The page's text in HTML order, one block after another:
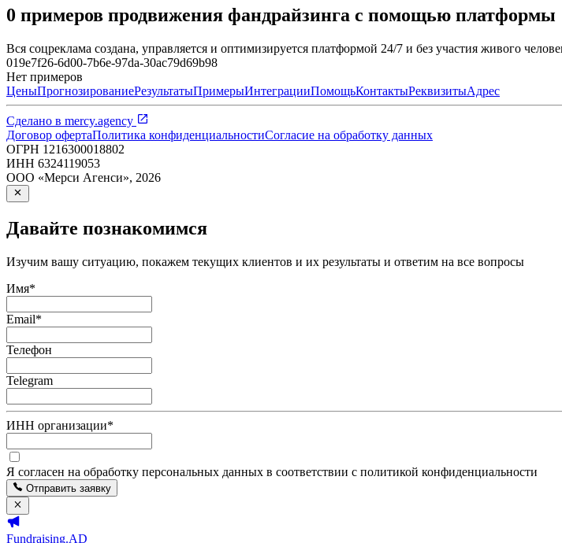
0 примеров продвижения фандрайзинга с помощью платформы
Вся соцреклама создана, управляется и оптимизируется платформой 24/7 и без участия живого
019e7f26-6d00-7b6e-97da-30ac79d69b98
Нет примеров
ЦеныПрогнозированиеРезультатыПримерыИнтеграцииПомощьКонтактыРеквизитыАдрес
Сделано в mercy.agency
Договор офертаПолитика конфиденциальностиСогласие на обработку данных
ОГРН 1216300018802
ИНН 6324119053
ООО «Мерси Агенси», 2026
Давайте познакомимся
Изучим вашу ситуацию, покажем текущих клиентов и их результаты и ответим на все вопросы
Имя*
Email*
Телефон
Telegram
ИНН организации*
Я согласен на обработку персональных данных в соответствии с политикой конфиденциальности
Отправить заявку
Fundraising.AD